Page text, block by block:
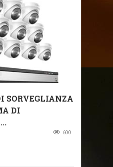
SORVEGLIANZA
DI
600